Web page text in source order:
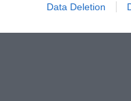
Data Deletion